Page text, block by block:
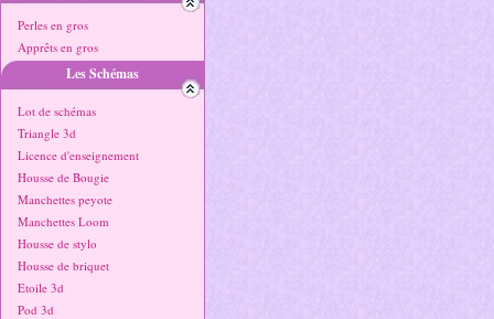
Perles en gros
Apprêts en gros
Les Schémas
Lot de schémas
Triangle 3d
Licence d'enseignement
Housse de Bougie
Manchettes peyote
Manchettes Loom
Housse de stylo
Housse de briquet
Etoile 3d
Pod 3d